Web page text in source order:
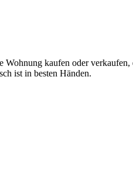
Wohnung kaufen oder
ist in besten Händen.